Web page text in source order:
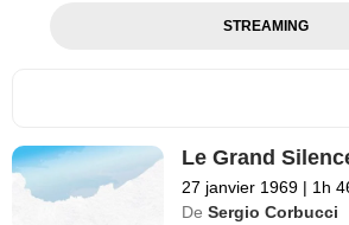
STREAMING
Le Grand
27 janvier 1969 | 1h
De Sergio Corbucci